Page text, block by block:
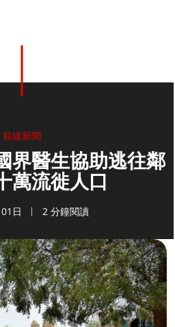
前線新聞
界醫生協助逃往鄰
萬流徙人口
日 2 分鐘閱讀